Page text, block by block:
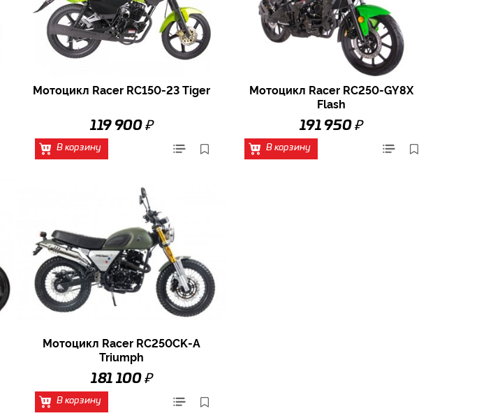
Мотоцикл Racer RC150-23 Tiger
119 900 ₽
В корзину
Мотоцикл Racer RC250-GY8X
Flash
191 950 ₽
В корзину
Мотоцикл Racer RC250CK-A
Triumph
181 100 ₽
В корзину